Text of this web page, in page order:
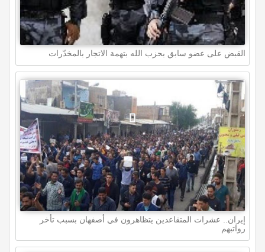
القبض على عضو سابق بحزب الله بتهمة الاتجار بالمخدّرات
إيران.. عشرات المتقاعدين يتظاهرون في أصفهان بسبب تأخر
رواتبهم